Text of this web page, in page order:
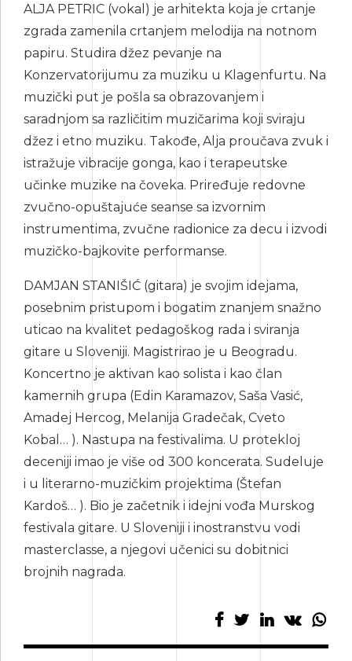
ALJA PEТRIC (vokal) je arhitekta koja je crtanje
zgrada zamenila crtanjem melodija na notnom
papiru. Studira džеz pevanje na
Kоnzеrvаtоriјumu zа muziku u Klagenfurtu. Na
muzički put je pošla sa obrazovanjem i
saradnjom sa različitim muzičarima koji sviraju
džеz i etno muziku. Takođe, Alјa proučava zvuk i
istražuje vibracije gonga, kao i terapeutske
učinke muzike na čoveka. Priređuje rеdоvnе
zvučno-opuštajuće sеаnsе sa izvornim
instrumentima, zvučne radionice za decu i izvodi
muzičko-bajkovite performanse.
DAМJAN SТANIŠIĆ (gitara) je svojim idejama,
posebnim pristupom i bogatim znanjem snažno
uticao na kvalitet pedagoškog rada i sviranja
gitare u Sloveniji. Magistrirao je u Beogradu.
Koncertno je aktivan kao solista i kao član
kamernih grupa (Edin Karamazov, Saša Vasić,
Amadej Hercog, Melanija Gradečak, Cveto
Kobal… ). Nastupa na festivalima. U protekloj
deceniji imao je više od 300 koncerata. Sudeluje
i u literarno-muzičkim projektima (Štefan
Kardoš… ). Bio je začetnik i idejni vođa Murskog
festivala gitare. U Sloveniji i inostranstvu vodi
masterclasse, a njegovi učenici su dobitnici
brojnih nagrada.